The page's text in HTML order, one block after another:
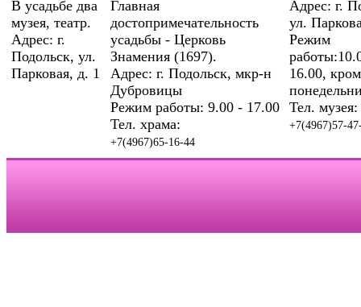
В усадьбе два
музея, театр.
Адрес: г.
Подольск, ул.
Парковая, д. 1
Главная
достопримечательность
усадьбы - Церковь
Знамения (1697).
Адрес: г. Подольск, мкр-н
Дубровицы
Режим работы: 9.00 - 17.00
Тел. храма:
+7(4967)65-16-44
Адрес: г.
ул.
Режим
16.00,
Тел. музея:
+7(4967)57-